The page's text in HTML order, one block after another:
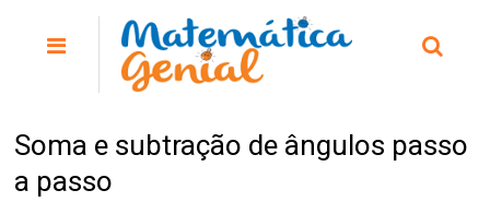
Soma e subtração de ângulos passo
a passo